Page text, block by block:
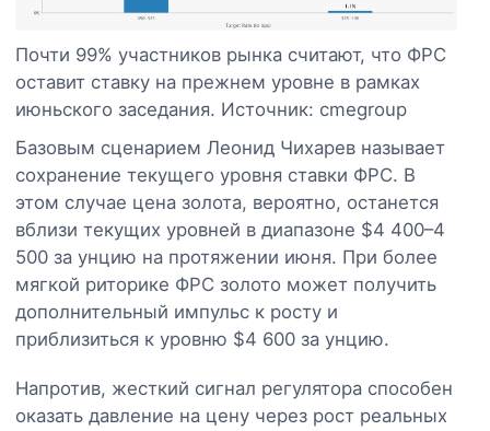
Почти 99% участников рынка считают, что ФРС
оставит ставку на прежнем уровне в рамках
июньского заседания. Источник: cmegroup
Базовым сценарием Леонид Чихарев называет
сохранение текущего уровня ставки ФРС. В
этом случае цена золота, вероятно, останется
вблизи текущих уровней в диапазоне $4 400–4
500 за унцию на протяжении июня. При более
мягкой риторике ФРС золото может получить
дополнительный импульс к росту и
приблизиться к уровню $4 600 за унцию.
Напротив, жесткий сигнал регулятора способен
оказать давление на цену через рост реальных